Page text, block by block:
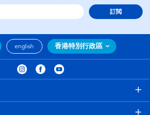
訂閲
english 香港特別行政區